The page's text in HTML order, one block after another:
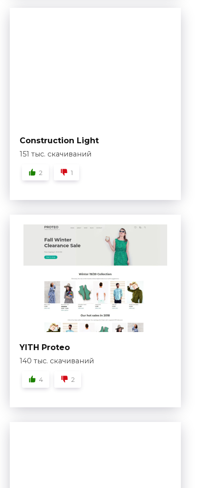
Construction Light
151 тыс. скачиваний
2 1
YITH Proteo
140 тыс. скачиваний
4 2